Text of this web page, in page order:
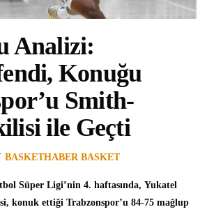
Analizi:
Konuğu
Smith-
ile Geçti
BASKETHABER BASKET
Süper Ligi’nin 4. haftasında, Yukatel
, konuk ettiği Trabzonspor’u 84-75 mağlup